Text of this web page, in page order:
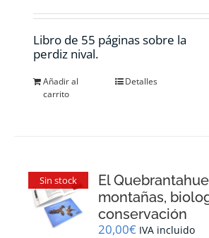
Libro de 55 páginas sobre la
perdiz nival.
Añadir al
carrito
Detalles
Sin stock
El
montañas,
conservación
20,00€ IVA incluido